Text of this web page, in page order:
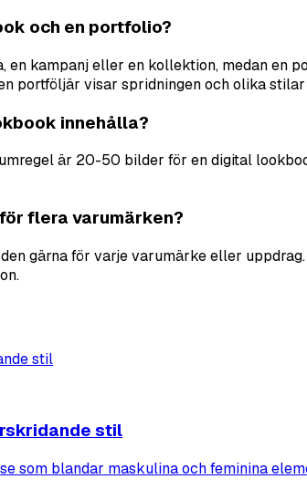
och en portfolio?
kampanj eller en kollektion, medan en
portföljär visar spridningen och olika
innehålla?
är 20-50 bilder för en digital
flera varumärken?
gärna för varje varumärke eller
stil
som blandar maskulina och feminina